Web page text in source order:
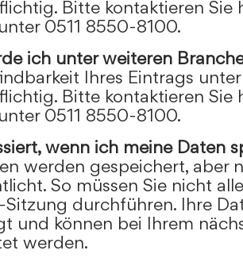
Bitte kontaktieren Sie
0511 8550-8100.
ich unter weiteren
Ihres Eintrags
Bitte kontaktieren Sie
0511 8550-8100.
wenn ich meine Daten
werden gespeichert, aber
So müssen Sie nicht
durchführen. Ihre
und können bei Ihrem
werden.